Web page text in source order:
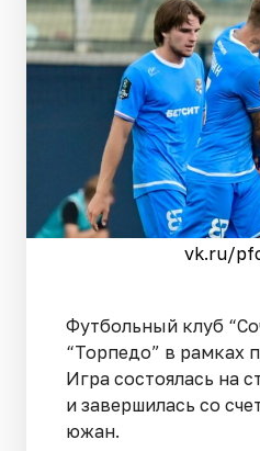
vk.ru/
Футбольный клуб
“Торпедо” в рамках
Игра состоялась на
и завершилась со
южан.